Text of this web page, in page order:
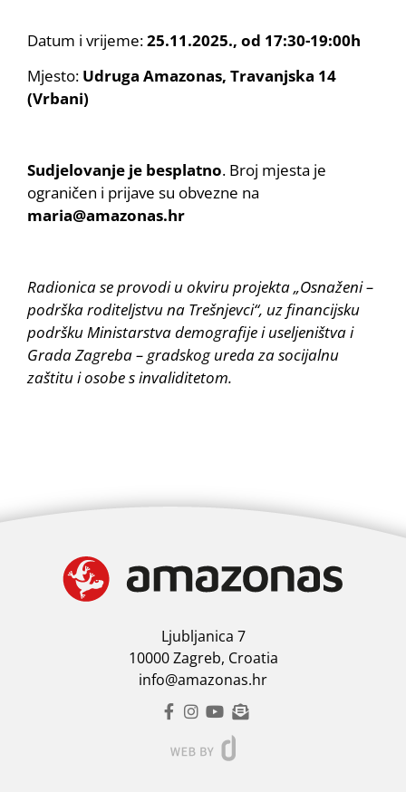
Datum i vrijeme:25.11.2025., od 17:30-19:00h
Mjesto: Udruga Amazonas, Travanjska 14
(Vrbani)
Sudjelovanje je besplatno. Broj mjesta je
ograničen i prijave su obvezne na
maria@amazonas.hr
Radionica se provodi u okviru projekta „Osnaženi –
podrška roditeljstvu na Trešnjevci“, uz financijsku
podršku Ministarstva demografije i useljeništva i
Grada Zagreba – gradskog ureda za socijalnu
zaštitu i osobe s invaliditetom.
Ljubljanica 7
10000 Zagreb, Croatia
info@amazonas.hr